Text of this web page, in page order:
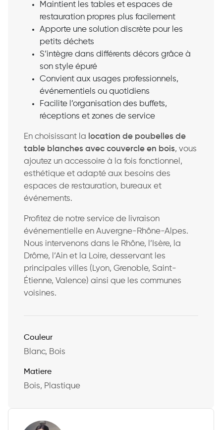
Maintient les tables et espaces de
restauration propres plus facilement
Apporte une solution discrète pour les
petits déchets
S’intègre dans différents décors grâce à
son style épuré
Convient aux usages professionnels,
événementiels ou quotidiens
Facilite l’organisation des buffets,
réceptions et zones de service
En choisissant la location de poubelles de
table blanches avec couvercle en bois, vous
ajoutez un accessoire à la fois fonctionnel,
esthétique et adapté aux besoins des
espaces de restauration, bureaux et
événements.
Profitez de notre service de livraison
événementielle en Auvergne-Rhône-Alpes.
Nous intervenons dans le Rhône, l’Isère, la
Drôme, l’Ain et la Loire, desservant les
principales villes (Lyon, Grenoble, Saint-
Étienne, Valence) ainsi que les communes
voisines.
Couleur
Blanc, Bois
Matiere
Bois, Plastique